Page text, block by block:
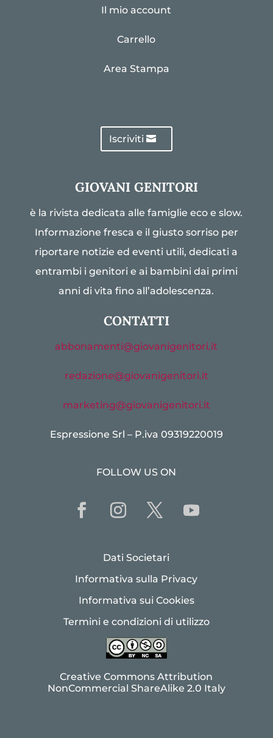
Il mio account
Carrello
Area Stampa
Iscriviti
GIOVANI GENITORI
è la rivista dedicata alle famiglie eco e slow.
Informazione fresca e il giusto sorriso per
riportare notizie ed eventi utili, dedicati a
entrambi i genitori e ai bambini dai primi
anni di vita fino all’adolescenza.
CONTATTI
abbonamenti@giovanigenitori.it
redazione@giovanigenitori.it
marketing@giovanigenitori.it
Espressione Srl – P.iva 09319220019
FOLLOW US ON
Dati Societari
Informativa sulla Privacy
Informativa sui Cookies
Termini e condizioni di utilizzo
Creative Commons Attribution
NonCommercial ShareAlike 2.0 Italy